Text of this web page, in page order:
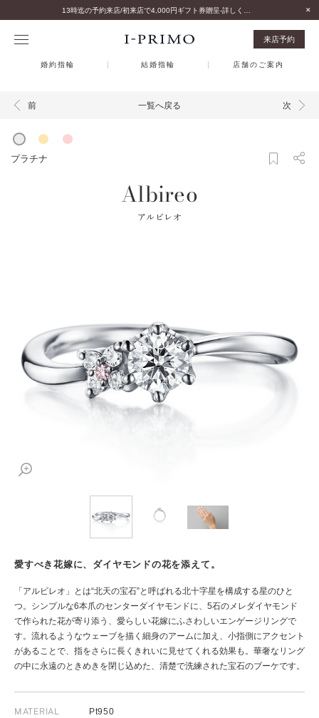
来店予約
婚約指輪 結婚指輪 店舗のご案内
前 一覧へ戻る 次
プラチナ
Albireo
アルビレオ
愛すべき花嫁に、ダイヤモンドの花を添えて。
「アルビレオ」とは“北天の宝石”と呼ばれる北十字星を構成する星のひと
つ。シンプルな6本爪のセンターダイヤモンドに、5石のメレダイヤモンド
で作られた花が寄り添う、愛らしい花嫁にふさわしいエンゲージリングで
す。流れるようなウェーブを描く細身のアームに加え、小指側にアクセント
があることで、指をさらに長くきれいに見せてくれる効果も。華奢なリング
の中に永遠のときめきを閉じ込めた、清楚で洗練された宝石のブーケです。
MATERIAL Pt950